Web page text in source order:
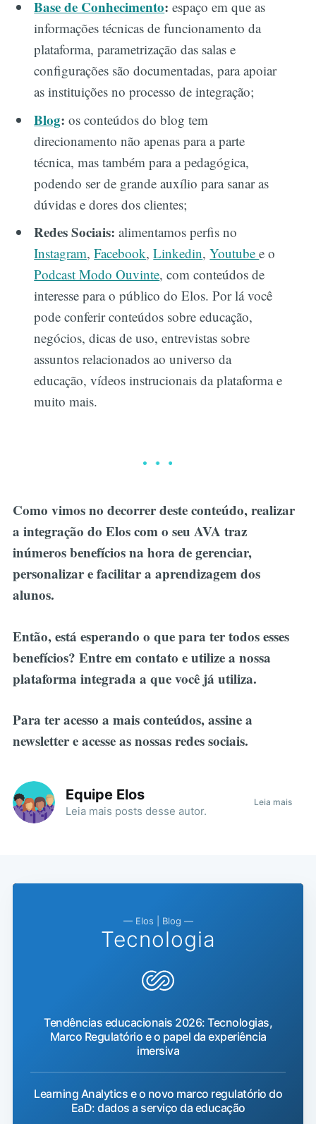
Base de Conhecimento: espaço em que as
informações técnicas de funcionamento da
plataforma, parametrização das salas e
configurações são documentadas, para apoiar
as instituições no processo de integração;
Blog: os conteúdos do blog tem
direcionamento não apenas para a parte
técnica, mas também para a pedagógica,
podendo ser de grande auxílio para sanar as
dúvidas e dores dos clientes;
Redes Sociais:alimentamos perfis no
Instagram,Facebook,Linkedin,Youtubee o
Podcast Modo Ouvinte, com conteúdos de
interesse para o público do Elos. Por lá você
pode conferir conteúdos sobre educação,
negócios, dicas de uso, entrevistas sobre
assuntos relacionados ao universo da
educação, vídeos instrucionais da plataforma e
muito mais.
Como vimos no decorrer deste conteúdo, realizar
a integração do Elos com o seu AVA traz
inúmeros benefícios na hora de gerenciar,
personalizar e facilitar a aprendizagem dos
alunos.
Então, está esperando o que para ter todos esses
benefícios? Entre em contato e utilize a nossa
plataforma integrada a que você já utiliza.
Para ter acesso a mais conteúdos, assine a
newsletter e acesse as nossas redes sociais.
Equipe Elos
Leia mais posts desse autor.
Leia mais
— Elos | Blog —
Tecnologia
Tendências educacionais 2026: Tecnologias,
Marco Regulatório e o papel da experiência
imersiva
Learning Analytics e o novo marco regulatório do
EaD: dados a serviço da educação